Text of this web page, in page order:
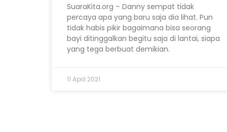
SuaraKita.org – Danny sempat tidak
percaya apa yang baru saja dia lihat. Pun
tidak habis pikir bagaimana bisa seorang
bayi ditinggalkan begitu saja di lantai, siapa
yang tega berbuat demikian.
11 April 2021